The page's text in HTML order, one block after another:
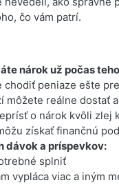
čo vám patrí.
nárok už počas
chodiť peniaze ešte
môžete reálne dostať
o nárok kvôli zlej
získať finančnú
dávok a príspevkov:
splniť
vypláca viac a iným